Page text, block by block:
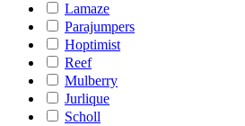
Lamaze
Parajumpers
Hoptimist
Reef
Mulberry
Jurlique
Scholl